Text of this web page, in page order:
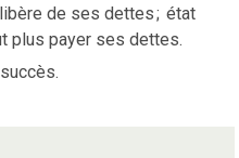
de ses dettes; état
plus payer ses dettes.